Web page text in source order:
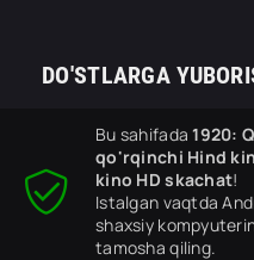
DO'STLARGA
Bu sahifada1920:
qo'rqinchi Hind
kino HD skachat!
Istalgan vaqtda
shaxsiy
tamosha qiling.